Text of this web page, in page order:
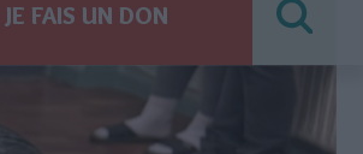
JE FAIS UN DON